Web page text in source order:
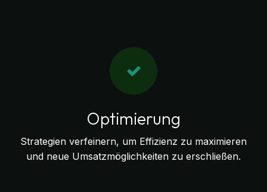
Optimierung
Strategien verfeinern, um Effizienz zu maximieren
und neue Umsatzmöglichkeiten zu erschließen.